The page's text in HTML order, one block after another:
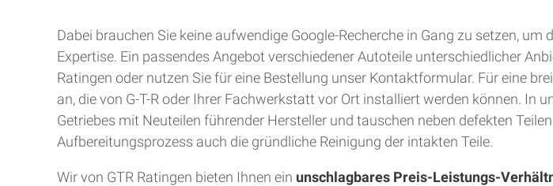
Dabei brauchen Sie keine aufwendige Google-Recherche in Gang zu setzen,
Expertise. Ein passendes Angebot verschiedener Autoteile unterschiedlicher
Ratingen oder nutzen Sie für eine Bestellung unser Kontaktformular. Für eine
an, die von G-T-R oder Ihrer Fachwerkstatt vor Ort installiert werden können. In
Getriebes mit Neuteilen führender Hersteller und tauschen neben defekten
Aufbereitungsprozess auch die gründliche Reinigung der intakten Teile.
Wir von GTR Ratingen bieten Ihnen ein unschlagbares Preis-Leistungs-